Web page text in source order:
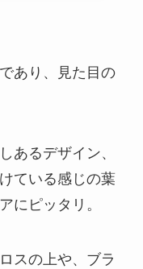
あり、見た目の
あるデザイン、
ている感じの葉
にピッタリ。
スの上や、ブラ